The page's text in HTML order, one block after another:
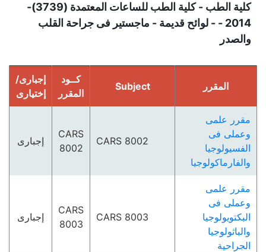
كلية الطب - كلية الطب للساعات المعتمدة (3739)-
2014 - - لوائح قديمة - ماجستير فى جراحة القلب
والصدر
المقرر Subject
كــود
المقرر
إجبارى/
إختيارى
مقرر علمى
وعملى فى
الفسيولوجيا
والفارماكولوجيا
CARS 8002
CARS
8002
إجبارى
مقرر علمى
وعملى فى
البكتويولوجيا
والباثولوجيا
الجراحية
CARS 8003
CARS
8003
إجبارى